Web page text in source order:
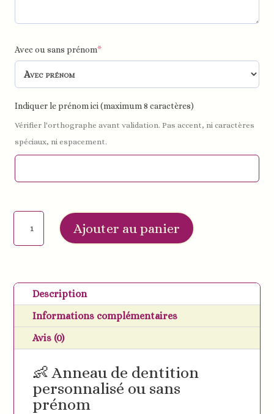
Avec ou sans prénom*
Indiquer le prénom ici (maximum 8 caractères)
Vérifier l'orthographe avant validation. Pas accent, ni caractères
spéciaux, ni espacement.
dentition
renard
silicone
bois.
Ajouter au panier
Description
Informations complémentaires
Avis (0)
👶 Anneau de dentition
personnalisé ou sans
prénom